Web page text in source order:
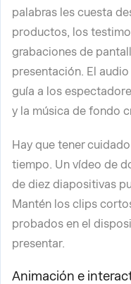
palabras les cuesta
productos, los
grabaciones de
presentación. El
guía a los
y la música de fondo
Hay que tener
tiempo. Un vídeo de
de diez diapositivas
Mantén los clips
probados en el
presentar.
Animación e